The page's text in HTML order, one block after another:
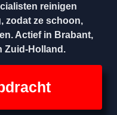
reinigen
zodat ze schoon,
Actief in Brabant,
Zuid-Holland.